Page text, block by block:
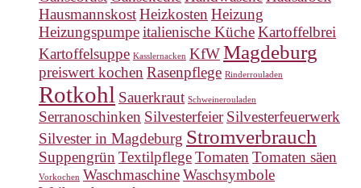
HausmannskostHeizkosten Heizung
Heizungspumpeitalienische KücheKartoffelbrei
Kartoffelsuppe Kasslernacken KfWMagdeburg
preiswert kochen Rasenpflege Rinderrouladen
Rotkohl Sauerkraut Schweinerouladen
Serranoschinken Silvesterfeier Silvesterfeuerwerk
Silvester in Magdeburg Stromverbrauch
Suppengrün TextilpflegeTomaten Tomaten säen
Vorkochen WaschmaschineWaschsymbole